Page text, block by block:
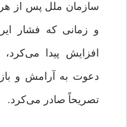
سازمان ملل پس از
و زمانی که فشار
افزایش پیدا
دعوت به آرامش و
تصریحاً صادر می‌کرد.